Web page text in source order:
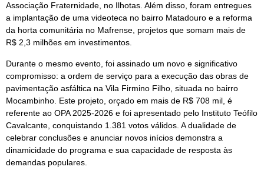
Associação Fraternidade, no Ilhotas. Além disso, foram entregues
a implantação de uma videoteca no bairro Matadouro e a reforma
da horta comunitária no Mafrense, projetos que somam mais de
R$ 2,3 milhões em investimentos.
Durante o mesmo evento, foi assinado um novo e significativo
compromisso: a ordem de serviço para a execução das obras de
pavimentação asfáltica na Vila Firmino Filho, situada no bairro
Mocambinho. Este projeto, orçado em mais de R$ 708 mil, é
referente ao OPA 2025-2026 e foi apresentado pelo Instituto Teófilo
Cavalcante, conquistando 1.381 votos válidos. A dualidade de
celebrar conclusões e anunciar novos inícios demonstra a
dinamicidade do programa e sua capacidade de resposta às
demandas populares.